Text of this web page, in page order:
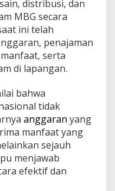
distribusi, dan
MBG secara
ini telah
penajaman
serta
di lapangan.
bahwa
tidak
anggaran yang
manfaat yang
sejauh
menjawab
efektif dan